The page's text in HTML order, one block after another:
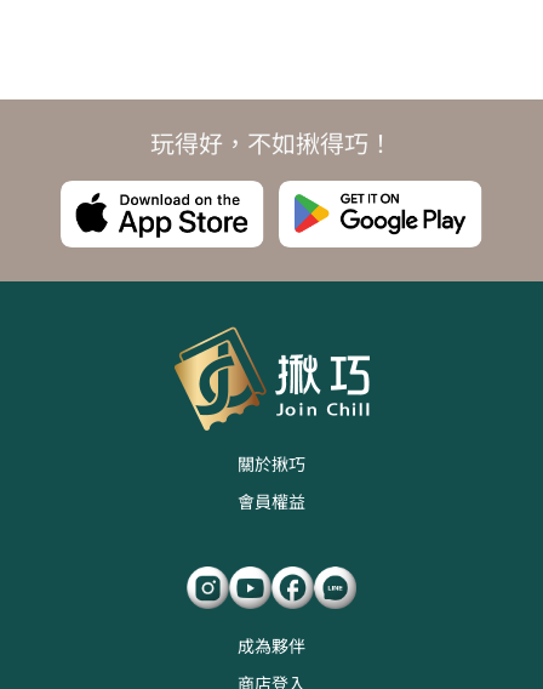
玩得好，不如揪得巧！
關於揪巧
會員權益
成為夥伴
商店登入